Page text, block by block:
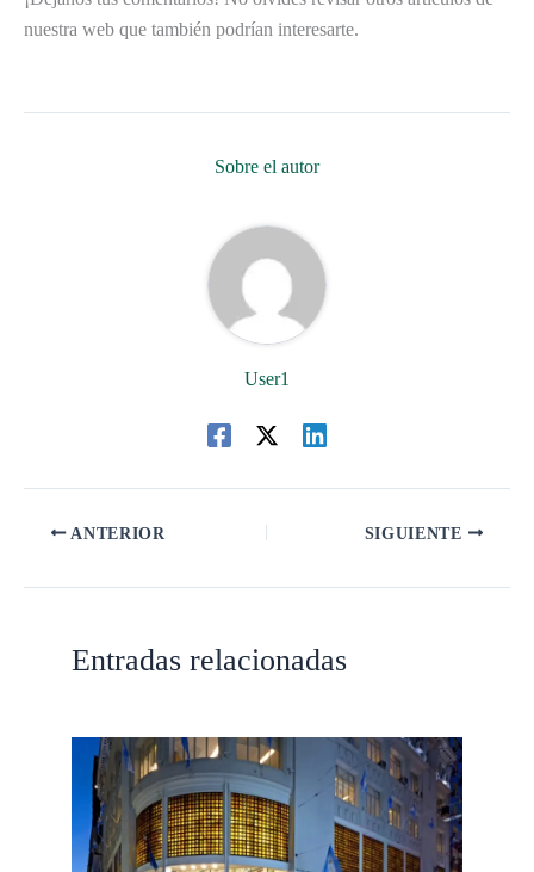
nuestra web que también podrían interesarte.
Sobre el autor
User1
ANTERIOR SIGUIENTE
Entradas relacionadas